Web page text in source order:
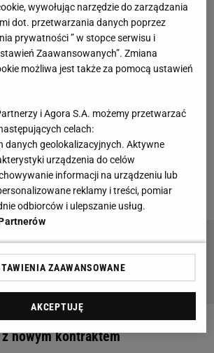
półfinałowym spotkaniu z Polonią
zdobyła przepustkę do
w
drużyny strzelali dwaj
Semedo i Stefan Feiertag.
może zostać uznany za
baraży. Jego gole zapewniły
spotkaniach.
nowym kontraktem
wywołując narzędzie do zarządzania
dot. przetwarzania danych poprzez
prywatności ” w stopce serwisu i
Zaawansowanych”. Zmiana
możliwa jest także za pomocą ustawień
i Agora S.A. możemy przetwarzać
celach:
danych geolokalizacyjnych. Aktywne
urządzenia do celów
informacji na urządzeniu lub
reklamy i treści, pomiar
odbiorców i ulepszanie usług.
ZAAWANSOWANE
AKCEPTUJĘ